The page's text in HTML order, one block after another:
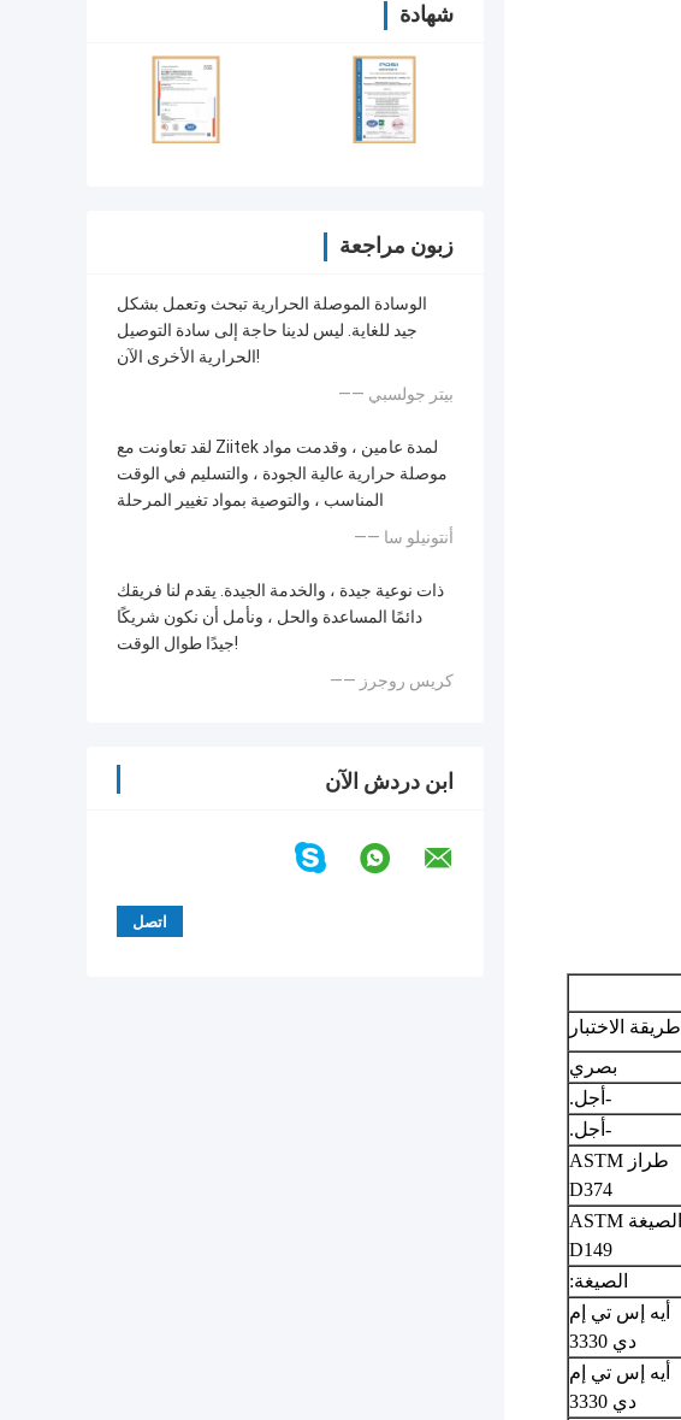
شهادة
زبون مراجعة
الوسادة الموصلة الحرارية تبحث وتعمل بشكل
جيد للغاية. ليس لدينا حاجة إلى سادة التوصيل
الحرارية الأخرى الآن!
—— بيتر جولسبي
لقد تعاونت مع Ziitek لمدة عامين ، وقدمت مواد
موصلة حرارية عالية الجودة ، والتسليم في الوقت
المناسب ، والتوصية بمواد تغيير المرحلة
—— أنتونيلو سا
ذات نوعية جيدة ، والخدمة الجيدة. يقدم لنا فريقك
دائمًا المساعدة والحل ، ونأمل أن نكون شريكًا
جيدًا طوال الوقت!
—— كريس روجرز
ابن دردش الآن
طريقة الاختبار
بصري
-أجل.
-أجل.
طراز ASTM
D374
الصيغة ASTM
D149
الصيغة:
أيه إس تي إم
دي 3330
أيه إس تي إم
دي 3330